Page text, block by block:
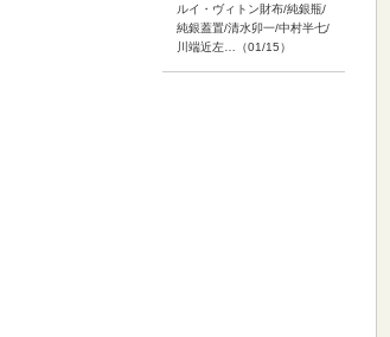
ルイ・ヴィトン財布/純銀瓶/
純銀蓋置/清水卯一/中村半七/
川端近左…（01/15）